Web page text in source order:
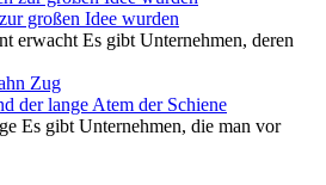
großen Idee wurden
erwacht Es gibt Unternehmen, deren
der lange Atem der Schiene
Es gibt Unternehmen, die man vor